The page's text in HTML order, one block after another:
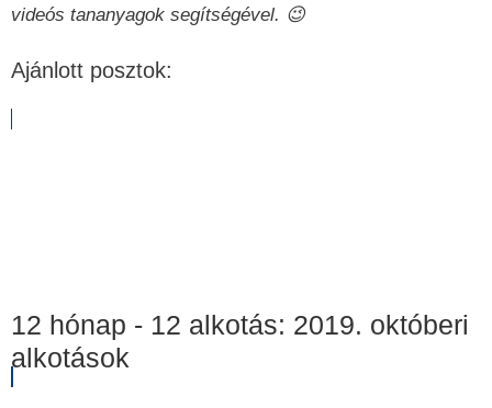
videós tananyagok segítségével. 😉
Ajánlott posztok:
12 hónap - 12 alkotás: 2019. októberi
alkotások